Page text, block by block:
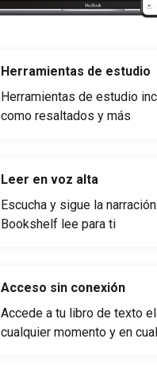
Herramientas de estudio
Herramientas de estudio
como resaltados y más
Leer en voz alta
Escucha y sigue la
Bookshelf lee para ti
Acceso sin conexión
Accede a tu libro de texto
cualquier momento y en